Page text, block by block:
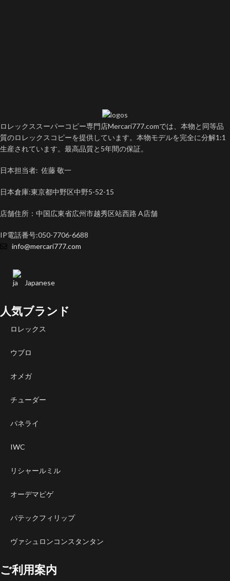
ロレックススーパーコピー専門店Mercari777.comでは、本物と同等品
質のロレックスコピーを提供しています。本物モデルを完全に分解1:1
生産されています。最高品質と5年間の保証。
日本担当者: 佐藤 敬一
日本倉庫:東京都中野区中野5-52-15
店舗住所：中国広東省広州市越秀区站西路 A店舗
IP電話番号:050-7706-6688
info@mercari777.com
Japanese
人気ブランド
ロレックス
ウブロ
オメガ
チューダー
パネライ
IWC
リシャールミル
オーデマピゲ
パテックフィリップ
ヴァシュロンコンスタンタン
ご利用案内